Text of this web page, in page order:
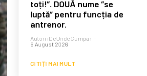
toți!”. DOUĂ nume ”se
luptă” pentru funcția de
antrenor.
Autorii DeUndeCumpar -
6 August 2026
CITIȚI MAI MULT